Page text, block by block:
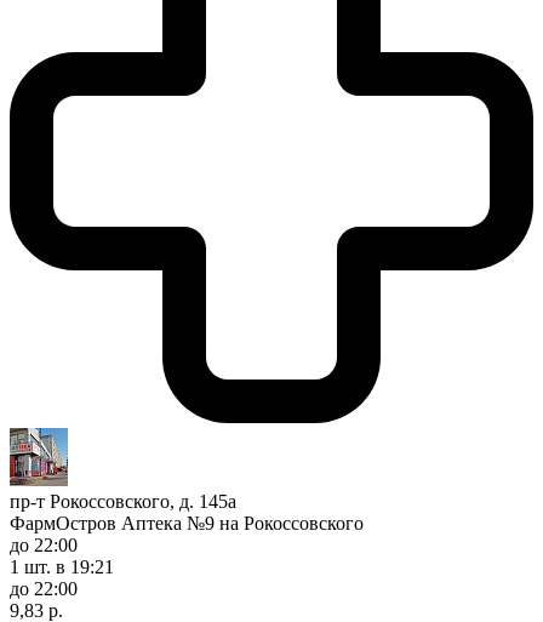
пр-т Рокоссовского, д. 145а
ФармОстров Аптека №9 на Рокоссовского
до 22:00
1 шт. в 19:21
до 22:00
9,83 р.